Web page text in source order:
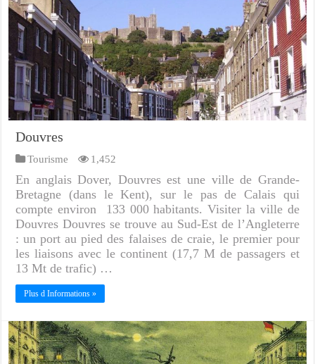
Douvres
Tourisme 1,452
En anglais Dover, Douvres est une ville de Grande-
Bretagne (dans le Kent), sur le pas de Calais qui
compte environ 133 000 habitants. Visiter la ville de
Douvres Douvres se trouve au Sud-Est de l’Angleterre
: un port au pied des falaises de craie, le premier pour
les liaisons avec le continent (17,7 M de passagers et
13 Mt de trafic) …
Plus d Informations »